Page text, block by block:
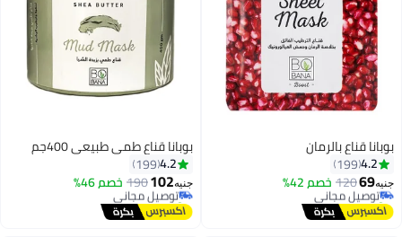
بوبانا قناع بالرمان
4.2
199
جنيه69
120 خصم 42%
توصيل مجاني
تم بيع +20 مؤخرًا
توصيل مجاني
بوبانا قناع طمي طبيعي 400جم
4.2
199
جنيه102
190 خصم 46%توصيل مجاني
تم بيع +10 مؤخرًا
توصيل مجاني